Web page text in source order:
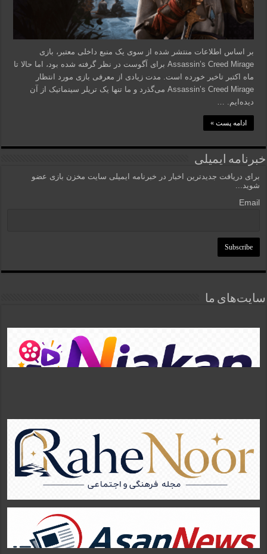
بر اساس اطلاعات منتشر شده از سوی یک منبع داخلی معتبر، بازی
Assassin’s Creed Mirage برای آگوست در نظر گرفته شده بود، اما حالا تا
ماه اکتبر تاخیر خورده است. مدت زیادی از معرفی بازی مورد انتظار
Assassin’s Creed Mirage می‌گذرد و ما تنها یک تریلر سینماتیک از آن
دیده‌ایم. …
ادامه پست »
خبرنامه ایمیلی
برای دریافت جدیدترین اخبار در خبرنامه ایمیلی سایت مخزن بازی عضو
شوید...
Email
سایت‌های ما